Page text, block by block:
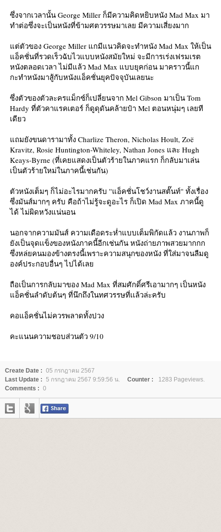
ซึ่งจากเวลานั้น George Miller ก็มีความคิดหยิบหนัง Mad Max มา
ทำต่อซึ่งจะเป็นหนังที่ข้ามศตวรรษมาเลย มีความเสี่ยงมาก
ต่ตัวของ George Miller แกมีแนวคิดจะทำหนัง Mad Max ให้เป็น
อ็คชั่นที่รวดเร็วฉับไวแบบหนังสมัยใหม่ จะมีการเร่งเฟรมเรต
หนังตลอดเวลา ไม่มีแล้ว Mad Max แบบยุคก่อน มาคราวนี้แก
กะทำหนังมาสู้กับหนังแอ็คชั่นยุคปัจจุบันเลยนะ
ซึ่งตัวของตัวละครแม็กซ์ก็เปลี่ยนจาก Mel Gibson มาเป็น Tom
Hardy ที่ตัวคาแรคเตอร์ ก็ดูดุดันคล้ายป๋า Mel ตอนหนุ่มๆ เลยที
เดียว
ถมยังขนดารามาทั้ง Charlize Theron, Nicholas Hoult, Zoë
Kravitz, Rosie Huntington-Whiteley, Nathan Jones และ Hugh
Keays-Byrne (ที่เคยแสดงเป็นตัวร้ายในภาคแรก ก็กลับมาเล่น
เป็นตัวร้ายใหม่ในภาคนี้เช่นกัน)
ตัวหนังเต็มๆ ก็ไม่อะไรมากครับ ''แอ็คชั่นโชว์งานสตั๊นท์'' ทั้งเรื่อง
ซึ่งมันส์มากๆ ครับ คือถ้าไม่รู้จะดูอะไร ก็เปิด Mad Max ภาคนี้ดู
ได้ ไม่ผิดหวังแน่นอน
นอกจากความมันส์ ความเดือดระห่ำแบบเต็มพิกัดแล้ว งานภาพก็
ังเป็นจุดเเข็งของหนังภาคนี้อีกเช่นกัน หนังถ่ายภาพสวยมากกก
ซึ่งหล่ยคนมองข้างตรงนี้เพราะความสนุกของหนัง ที่ใส่มาจนลืมดู
องค์ประกอบอื่นๆ ไปได้เล
ถือเป็นการกลับมาของ Mad Max ที่สมศักดิ์ศรีเอามากๆ เป็นหนัง
อ็คชั่นลำดับต้นๆ ที่นึกถึงในทศวรรษที่เเล้วล่ะครับ
คอแอ็คชั่นไม่ควรพลาดทั้งปวง
คะแนนความชอบส่วนตัว 9/10
Create Date : 05 กรกฎาคม 2567
Last Update : 5 กรกฎาคม 2567 9:59:56 น. Counter :
1283 Pageviews.
Comments : 0